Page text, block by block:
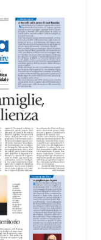
al supporto nei
spazi comuni.
favorire
impegnati
Cristo Re.
spirituale che
ai temi della
Oggi